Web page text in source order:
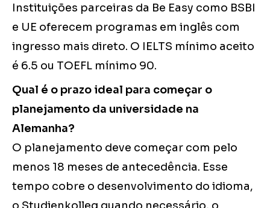
Instituições parceiras da Be Easy como BSBI
e UE oferecem programas em inglês com
ingresso mais direto. O IELTS mínimo aceito
é 6.5 ou TOEFL mínimo 90.
Qual é o prazo ideal para começar o
planejamento da universidade na
Alemanha?
O planejamento deve começar com pelo
menos 18 meses de antecedência. Esse
tempo cobre o desenvolvimento do idioma,